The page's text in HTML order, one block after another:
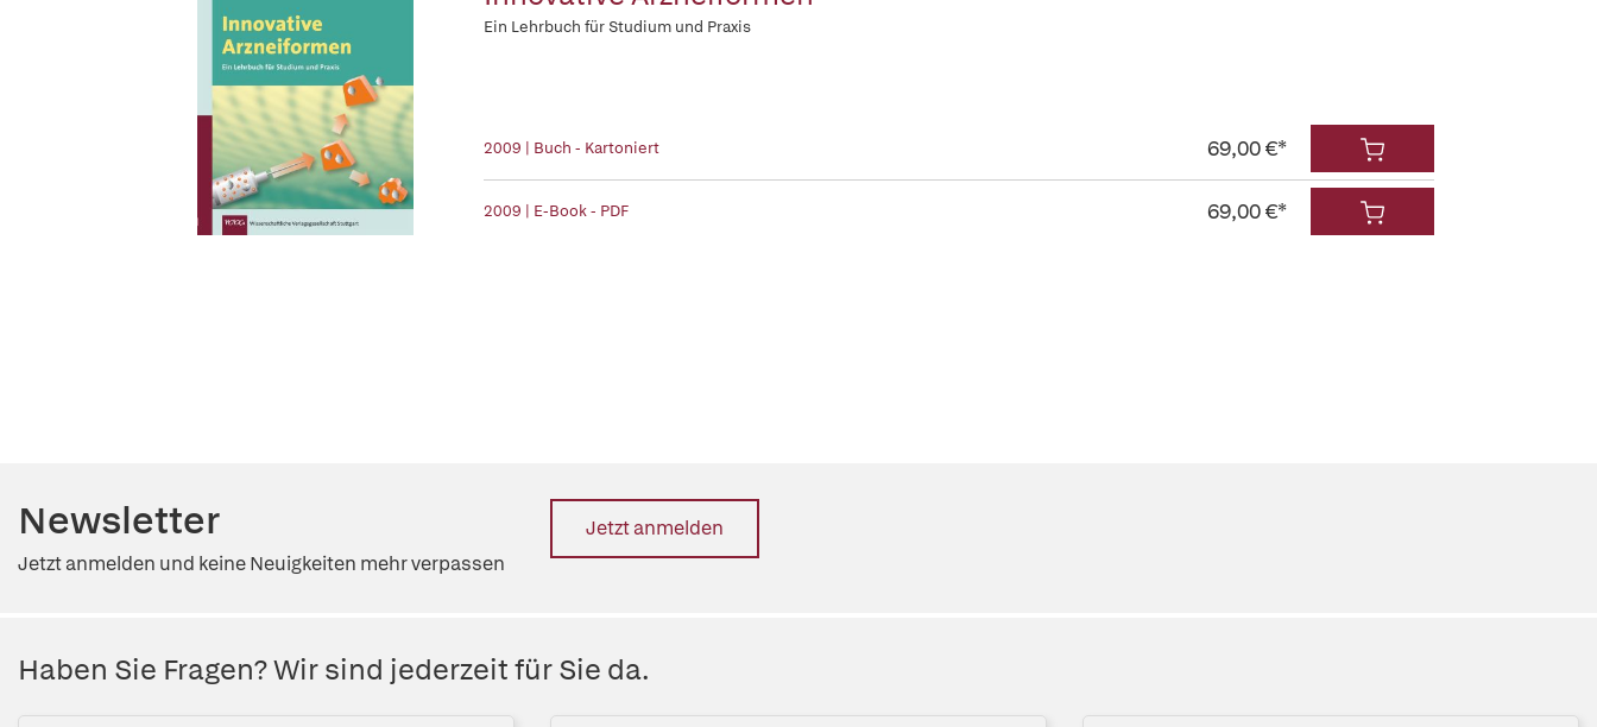
Ein Lehrbuch für Studium und Praxis
2009 | Buch - Kartoniert 69,00 €*
2009 | E-Book - PDF 69,00 €*
Newsletter
Jetzt anmelden und keine Neuigkeiten mehr verpassen
Jetzt anmelden
Haben Sie Fragen? Wir sind jederzeit für Sie da.